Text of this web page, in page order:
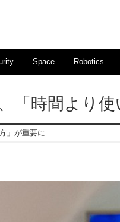
Space Robotics
「時間より
」が重要に